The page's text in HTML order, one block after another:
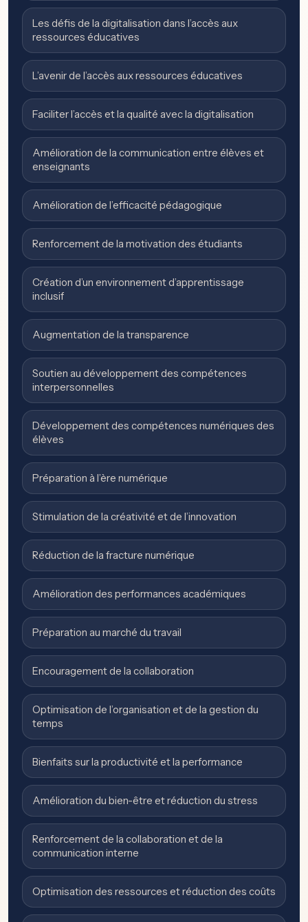
Les défis de la digitalisation dans l’accès aux
ressources éducatives
L’avenir de l’accès aux ressources éducatives
Faciliter l’accès et la qualité avec la digitalisation
Amélioration de la communication entre élèves et
enseignants
Amélioration de l’efficacité pédagogique
Renforcement de la motivation des étudiants
Création d’un environnement d’apprentissage
inclusif
Augmentation de la transparence
Soutien au développement des compétences
interpersonnelles
Développement des compétences numériques des
élèves
Préparation à l’ère numérique
Stimulation de la créativité et de l’innovation
Réduction de la fracture numérique
Amélioration des performances académiques
Préparation au marché du travail
Encouragement de la collaboration
Optimisation de l’organisation et de la gestion du
temps
Bienfaits sur la productivité et la performance
Amélioration du bien-être et réduction du stress
Renforcement de la collaboration et de la
communication interne
Optimisation des ressources et réduction des coûts